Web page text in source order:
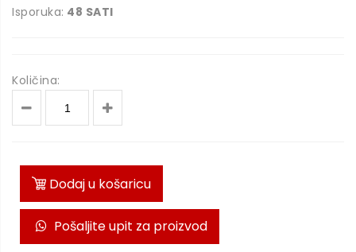
Isporuka: 48 SATI
Količina:
Dodaj u košaricu
Pošaljite upit za proizvod